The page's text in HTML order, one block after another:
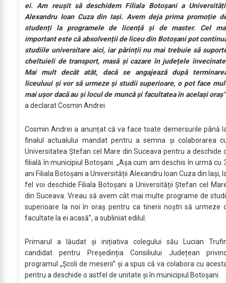
ei. Am reușit să deschidem Filiala Botoșani a
Alexandru Ioan Cuza din Iași. Avem deja prima promoție
studenți la programele de licență și de master. Cel
important este că absolvenții de liceu din Botoșani pot
studiile universitare aici, iar părinții nu mai trebuie să
cheltuieli de transport, masă și cazare în județele
Mai mult decât atât, dacă se angajează după
liceuluui și vor să urmeze și studii superioare, o pot face
mai ușor dacă au și locul de muncă și facultatea în același oraș”
a declarat Cosmin Andrei.
Cosmin Andrei a anunțat că va face toate demersurile până
finalul actualului mandat pentru a semna și colaborarea
Universitatea Ștefan cel Mare din Suceava pentru a deschide
filială în municipiul Botoșani. „Așa cum am deschis în urmă cu
ani Filiala Botoșani a Universității Alexandru Ioan Cuza din Iași,
fel voi deschide Filiala Botoșani a Universității Ștefan cel
din Suceava. Vreau să avem cât mai multe programe de
superioare la noi în oraș pentru ca tinerii noștri să urmeze
facultate la ei acasă”, a subliniat edilul.
Primarul a lăudat și inițiativa colegului său Lucian
candidat pentru Președinția Consiliului Județean
programul „Școli de meserii” și a spus că va colabora cu
pentru a deschide o astfel de unitate și în municipiul Botoșani.